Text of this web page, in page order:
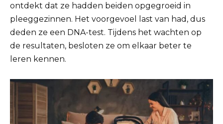
ontdekt dat ze hadden beiden opgegroeid in
pleeggezinnen. Het voorgevoel last van had, dus
deden ze een DNA-test. Tijdens het wachten op
de resultaten, besloten ze om elkaar beter te
leren kennen.